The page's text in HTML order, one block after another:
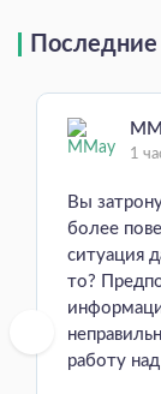
1
Вы
более
ситуация
то?
работу